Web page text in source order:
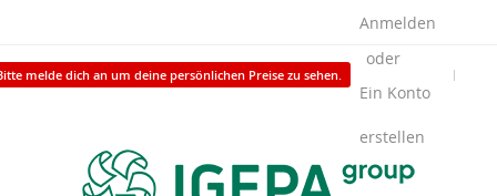
melde dich an um deine persönlichen Preise zu sehen.
Anmelden
Ein Konto
erstellen